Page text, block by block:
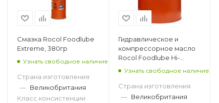
Смазка Rocol Foodlube
Extreme, 380гр
Узнать свободное наличие
Страна изготовления
— Великобритания
Класс консистенции
Гидравлическое и
компрессорное масло
Rocol Foodlube Hi-
Power 100, 200л
Узнать свободное наличие
Страна изготовления
— Великобритания